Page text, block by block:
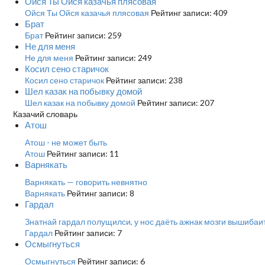
Ойся Ты Ойся казачья плясовая Рейтинг записи: 409
Брат
Брат Рейтинг записи: 259
Не для меня
Не для меня Рейтинг записи: 249
Косил сено старичок
Косил сено старичок Рейтинг записи: 238
Шел казак на побывку домой
Шел казак на побывку домой Рейтинг записи: 207
Казачий словарь
Атош
Атош - не может быть
Атош Рейтинг записи: 11
Варнякать
Варнякать — говорить невнятно
Варнякать Рейтинг записи: 8
Гардал
Знатнай гардал полущилси, у нос даëть ажнак мозги
Гардал Рейтинг записи: 7
Осмыгнуться
Осмыгнуться Рейтинг записи: 6